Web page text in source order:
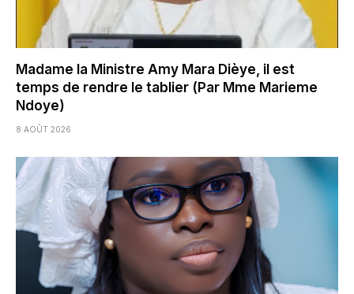
Madame la Ministre Amy Mara Dièye, il est
temps de rendre le tablier (Par Mme Marieme
Ndoye)
8 AOÛT 2026